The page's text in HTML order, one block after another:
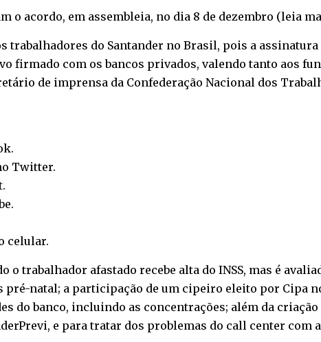
o acordo, em assembleia, no dia 8 de dezembro (leia
do Santander no Brasil, pois a assinatura
firmado com os bancos privados, valendo tanto aos
de imprensa da Confederação Nacional dos
.
Twitter.
.
.
celular.
o trabalhador afastado recebe alta do INSS, mas é
pré-natal; a participação de um cipeiro eleito por Cipa
do banco, incluindo as concentrações; além da
e para tratar dos problemas do call center com a